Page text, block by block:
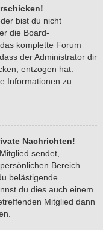
bist du nicht
die Board-
komplette Forum
der Administrator dir
entzogen hat.
Informationen zu
Nachrichten!
sendet,
Bereich
belästigende
du dies auch einem
Mitglied dann